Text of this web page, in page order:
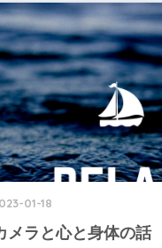
01-18
メラと心と身体の話